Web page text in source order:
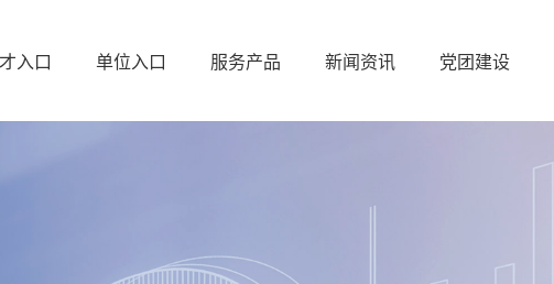
入口 单位入口 服务产品 新闻资讯 党团建设